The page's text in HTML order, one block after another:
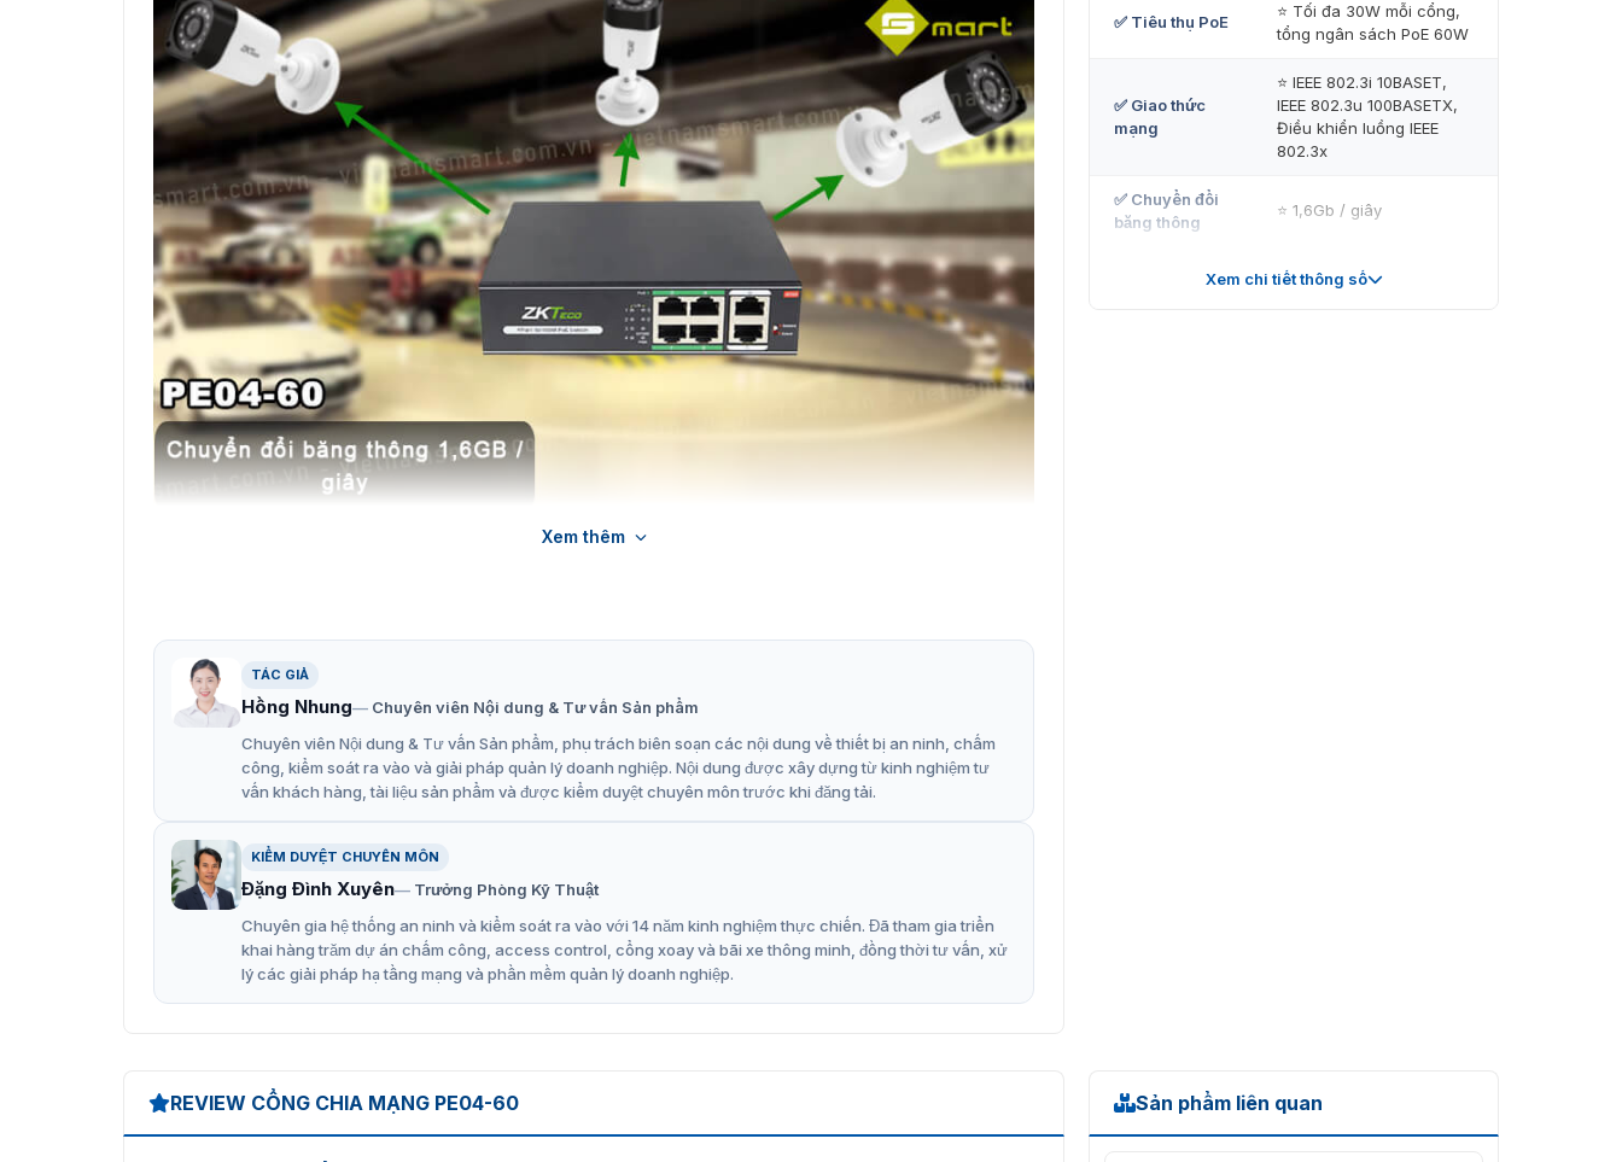
Tính năng nổi bật của sản phẩm ZKTeco PE04 60
Thiết bị bảo vệ chống sét.
Chuyển đổi băng thông 1,6GB / giây.
Hỗ trợ truyền dài 250m.
Ngoài ra, chúng tôi còn cung cấp các thiết bị mạng đơn giản khác với những thông số rất tốt. Các bạn
có thể tham khảo tạithiết bị khácđể biết thêm về các sản phẩm mạng đơn giản khác để có thể lựa chọn
sản phẩm phù hợp nhất với nhu cầu.
Ưu đãi khi mua sản phẩm bộ chia mạng ZKTeco PE04-60
Hiện tại, chúng tôi đang áp dụng chính sách ưu đãi khi mua sản phẩm
biết thêm chi tiết về sản phẩm cũng như nhận được ưu đãi của chúng tôi. Bạn hãy nhấc máy lên và gọi
Xem thêm
TÁC GIẢ
Hồng Nhung
Chuyên viên Nội dung & Tư vấn Sản phẩm
Chuyên viên Nội dung & Tư vấn Sản phẩm, phụ trách biên soạn các nội dung về thiết bị an ninh, chấm
công, kiểm soát ra vào và giải pháp quản lý doanh nghiệp. Nội dung được xây dựng từ kinh nghiệm tư
vấn khách hàng, tài liệu sản phẩm và được kiểm duyệt chuyên môn trước khi đăng tải.
KIỂM DUYỆT CHUYÊN MÔN
Đặng Đình Xuyên
Trưởng Phòng Kỹ Thuật
Chuyên gia hệ thống an ninh và kiểm soát ra vào với 14 năm kinh nghiệm thực chiến. Đã tham gia triển
khai hàng trăm dự án chấm công, access control, cổng xoay và bãi xe thông minh, đồng thời tư vấn, xử
lý các giải pháp hạ tầng mạng và phần mềm quản lý doanh nghiệp.
✅ Tiêu thụ PoE
⭐ Tối đa 30W mỗi cổng,
tổng ngân sách PoE 60W
✅ Giao thức
mạng
⭐ IEEE 802.3i 10BASET,
IEEE 802.3u 100BASETX,
Điều khiển luồng IEEE
802.3x
✅ Chuyển đổi
băng thông
⭐ 1,6Gb / giây
✅ Tỷ lệ tích lũy
⭐ 0,982Mpps
Xem chi tiết thông số
REVIEW CỔNG CHIA MẠNG PE04-60 Sản phẩm liên quan